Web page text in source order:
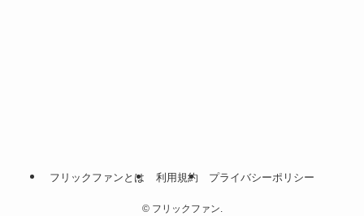
フリックファンとは 利用規約 プライバシーポリシー
©フリックファン.